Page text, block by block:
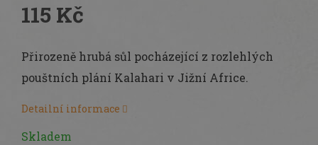
115 Kč
cena:
Skladem
Přirozeně hrubá sůl pocházející z rozlehlých
pouštních plání Kalahari v Jižní Africe.
Detailní informace